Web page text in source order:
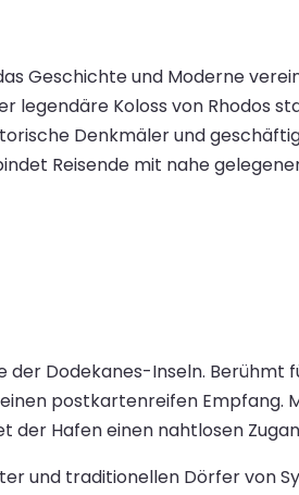
Geschichte und Moderne
Koloss von Rhodos
Denkmäler und
Reisende mit nahe
Dodekanes-Inseln.
postkartenreifen
Hafen einen nahtlosen
und traditionellen Dörfer von